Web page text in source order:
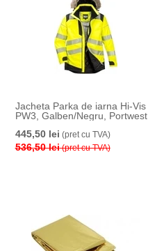
Jacheta Parka de iarna Hi-Vis
PW3, Galben/Negru, Portwest
445,50 lei (pret cu TVA)
536,50 lei(pret cu TVA)